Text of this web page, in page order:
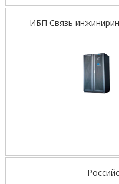
ИБП Связь